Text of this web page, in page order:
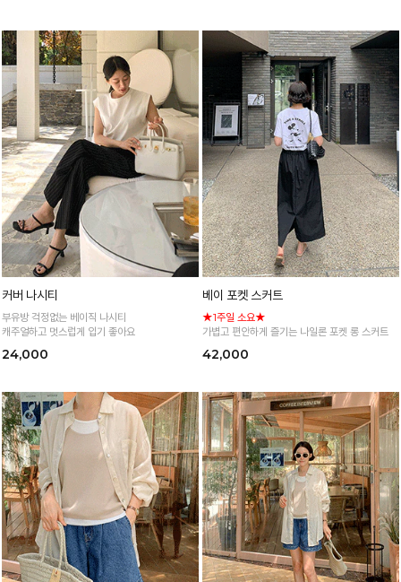
커버 나시티
부유방 걱정없는 베이직 나시티
캐주얼하고 멋스럽게 입기 좋아요
24,000
베이 포켓 스커트
★1주일 소요★
가볍고 편안하게 즐기는 나일론 포켓 롱 스커트
42,000